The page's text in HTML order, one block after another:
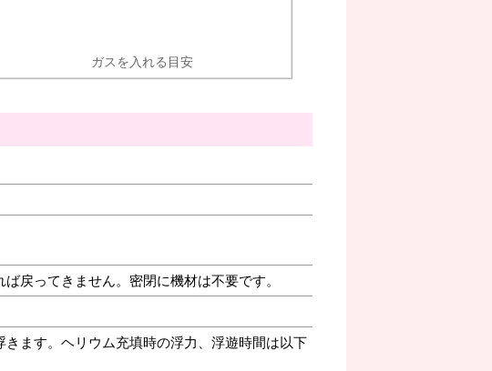
ガスを入れる目安
戻ってきません。密閉に機材は不要です。
ます。ヘリウム充填時の浮力、浮遊時間は以下